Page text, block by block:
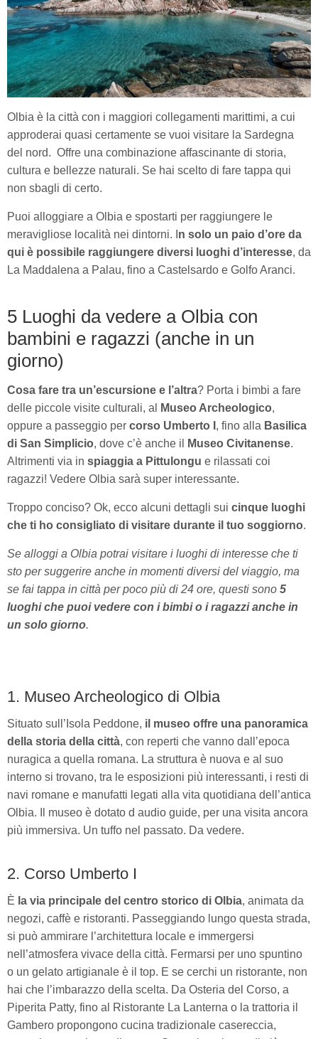
Olbia è la città con i maggiori collegamenti marittimi, a cui
approderai quasi certamente se vuoi visitare la Sardegna
del nord. Offre una combinazione affascinante di storia,
cultura e bellezze naturali. Se hai scelto di fare tappa qui
non sbagli di certo.
Puoi alloggiare a Olbia e spostarti per raggiungere le
meravigliose località nei dintorni. I n solo un paio d’ore da
qui è possibile raggiungere diversi luoghi d’interesse, da
La Maddalena a Palau, fino a Castelsardo e Golfo Aranci.
5 Luoghi da vedere a Olbia con
bambini e ragazzi (anche in un
giorno)
Cosa fare tra un’escursione e l’altra? Porta i bimbi a fare
delle piccole visite culturali, al
Museo Archeologico,
oppure a passeggio per corso Umberto I , fino alla Basilica
di San Simplicio, dove c’è anche il Museo Civitanense.
Altrimenti via in spiaggia a Pittulongu e rilassati coi
ragazzi! Vedere Olbia sarà super interessante.
Troppo conciso? Ok, ecco alcuni dettagli sui cinque luoghi
che ti ho consigliato di visitare durante il tuo soggiorno.
Se alloggi a Olbia potrai visitare i luoghi di interesse che ti
sto per suggerire anche in momenti diversi del viaggio, ma
se fai tappa in città per poco più di 24 ore, questi sono 5
luoghi che puoi vedere con i bimbi o i ragazzi anche in
un solo giorno.
1. Museo Archeologico di Olbia
Situato sull’Isola Peddone, il museo offre una panoramica
della storia della città, con reperti che vanno dall’epoca
nuragica a quella romana. La struttura è nuova e al suo
interno si trovano, tra le esposizioni più interessanti, i resti di
navi romane e manufatti legati alla vita quotidiana dell’antica
Olbia. Il museo è dotato d audio guide, per una visita ancora
più immersiva. Un tuffo nel passato. Da vedere.
2. Corso Umberto I
È la via principale del centro storico di Olbia, animata da
negozi, caffè e ristoranti. Passeggiando lungo questa strada,
si può ammirare l’architettura locale e immergersi
nell’atmosfera vivace della città. Fermarsi per uno spuntino
o un gelato artigianale è il top. E se cerchi un ristorante, non
hai che l’imbarazzo della scelta. Da Osteria del Corso, a
Piperita Patty, fino al Ristorante La Lanterna o la trattoria il
Gambero propongono cucina tradizionale casereccia,